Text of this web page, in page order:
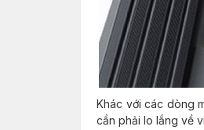
Khác với các dòng
cần phải lo lắng về